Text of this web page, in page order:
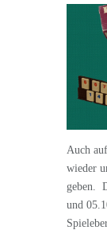
Auch
wieder
geben.
und